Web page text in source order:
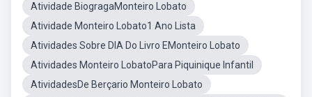
Atividade BiogragaMonteiro Lobato
Atividade Monteiro Lobato1 Ano Lista
Atividades Sobre DIA Do Livro EMonteiro Lobato
Atividades Monteiro LobatoPara Piquinique Infantil
AtividadesDe Berçario Monteiro Lobato